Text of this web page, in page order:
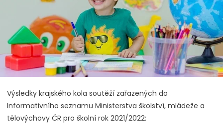
Výsledky krajského kola soutěží zařazených do
Informativního seznamu Ministerstva školství, mládeže a
tělovýchovy ČR pro školní rok 2021/2022: